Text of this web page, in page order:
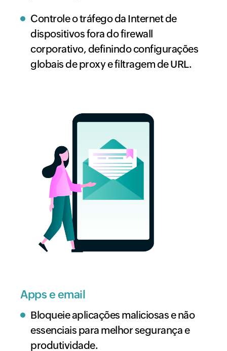
Controle o tráfego da Internet de
dispositivos fora do firewall
corporativo, definindo configurações
globais de proxy e filtragem de URL.
Apps e email
Bloqueie aplicações maliciosas e não
essenciais para melhor segurança e
produtividade.